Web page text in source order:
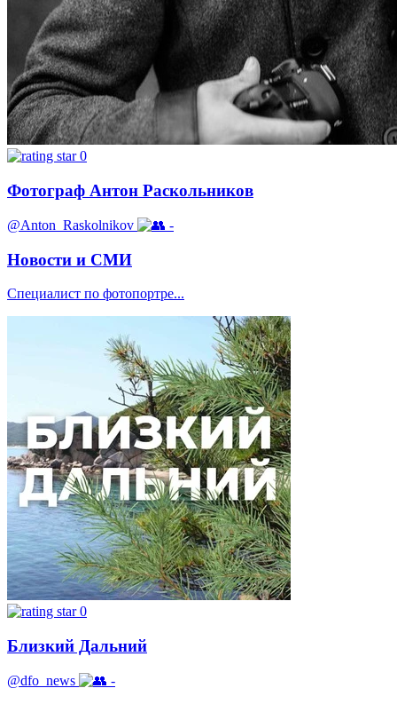
0
Фотограф Антон Раскольников
@Anton_Raskolnikov -
Новости и СМИ
Специалист по фотопортре...
0
Близкий Дальний
@dfo_news -